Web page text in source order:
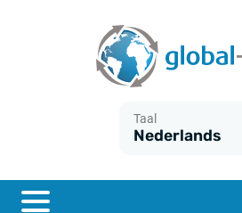
Taal
Nederlands
ESTER
Wat is CPI inflatie?
Wat is HICP inflatie?
Nederlandse inflatie - CPI
Euribor historie
SOFR historie
Inflatiecalculator